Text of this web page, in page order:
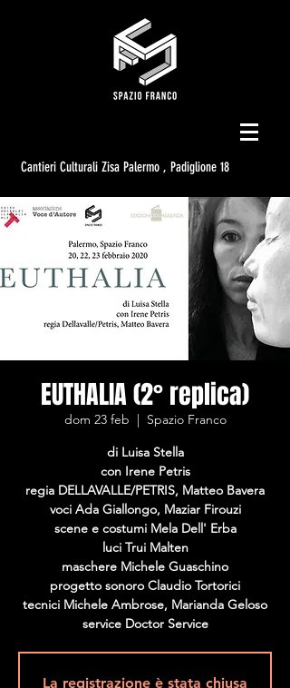
Cantieri Culturali Zisa Palermo , Padiglione 18
EUTHALIA (2° replica)
dom 23 feb
  |
Spazio Franco
di Luisa Stella
con Irene Petris
regia DELLAVALLE/PETRIS, Matteo Bavera
voci Ada Giallongo, Maziar Firouzi
scene e costumi Mela Dell' Erba
luci Trui Malten
maschere Michele Guaschino
progetto sonoro Claudio Tortorici
tecnici Michele Ambrose, Marianda Geloso
service Doctor Service
La registrazione è stata chiusa